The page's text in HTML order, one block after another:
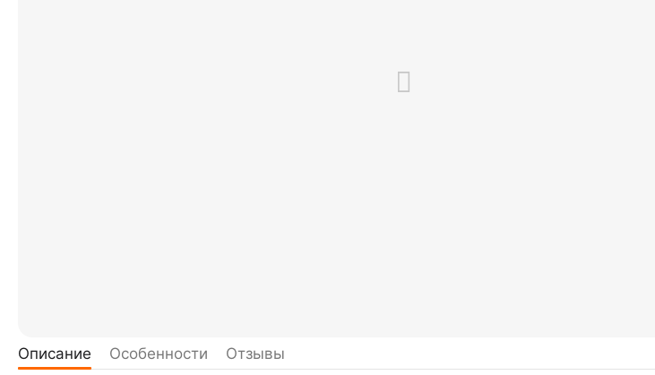
Описание Особенности Отзывы